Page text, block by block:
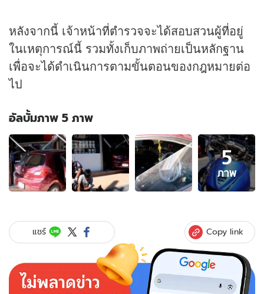
หลังจากนี้ เจ้าหน้าที่ตำรวจจะได้สอบสวนผู้ที่อยู่
ในเหตุการณ์นี้ รวมทั้งเก็บภาพถ่ายเป็นหลักฐาน
เพื่อจะได้ดำเนินการตามขั้นตอนของกฎหมายต่อ
ไป
อัลบั้มภาพ 5 ภาพ
อัลบั้ม
ภาพ
5
ภาพ
ของ
เก๋ง
หัก
จยย.แต่
เหยียบ
5
ภาพ
แชร์ Copy link